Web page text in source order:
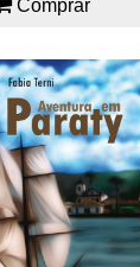
Comprar